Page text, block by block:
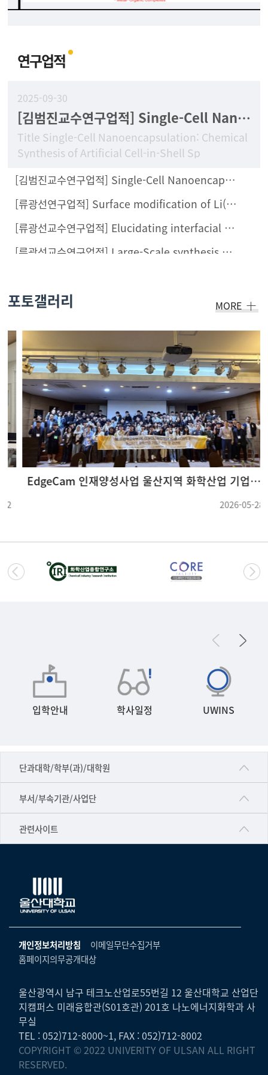
연구업적
2025-09-30
[김범진교수연구업적] Single-Cell Nanoencapsulation: Chemical Synthesis of Artificial Cell-in-Shell Spores
Title Single-Cell Nanoencapsulation: Chemical
Synthesis of Artificial Cell-in-Shell Sp
[김범진교수연구업적] Single-Cell Nanoencapsulation Enables Fabrication of Probiotics-Loaded Hydrogel Dressing with Improved Wound Healing Efficacy In Vivo
[류광선연구업적] Surface modification of Li(Ni0.8Co0.1Mn0.1)O2 with Li2ZrCl6 halide solid electrolyte for all-solid-state batteries
[류광선교수연구업적] Elucidating interfacial behaviors of Li-ion argyrodites through μ-cavity electrode analysis
[류광선교수연구업적] Large-Scale synthesis of metal halide doped Li7P2S8X solid electrolytes and their compatibility with organic solvents and binders
포토갤러리 MORE
EdgeCam 인재양성사업 울산지역 화학산업 기업체 견학 및 강연회(26.05.22 ~ 26.05.23) (3)
2026-05-28
입학안내 학사일정 UWINS
단과대학/학부(과)/대학원
■인문대학
▷국어국문학부
▷일본어·일본학과
▷프랑스어·프랑스학과
▷스페인·중남미학과
▷철학·상담학과
■사회과학대학
▷사회과학부
ㆍ경제학전공
ㆍ행정학전공
ㆍ국제관계학전공
부서/부속기관/사업단
공동기기센터
공학교육혁신센터
국제교류처
기초과학연구소
물리BK 미래혁신응집물질물리인재교육연구단
미래기술혁신융합형인재양성센터
반구대암각화유적보존연구소
보육교사교육원
산학연협력선도대학육성사업(LINC3.0)사업단
관련사이트
건강가정지원센터
교수협의회
노동조합
생명윤리위원회
온라인 기술거래 플랫폼
울산대신문
울산대학교병원
캠퍼스안전관리
UCLASS
개인정보처리방침
이메일무단수집거부
홈페이지의무공개대상
울산광역시 남구 테크노산업로55번길 12 울산대학교 산업단
지캠퍼스 미래융합관(S01호관) 201호 나노에너지화학과 사
무실
TEL : 052)712-8000~1, FAX : 052)712-8002
COPYRIGHT © 2022 UNIVERITY OF ULSAN ALL RIGHT
RESERVED.